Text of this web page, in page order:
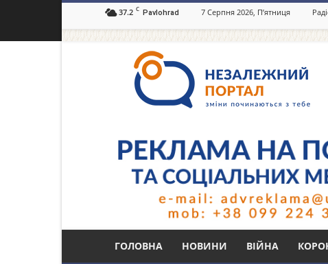
37.2 C Pavlohrad 7 Серпня 2026, П’ятниця
портал
Павлоград.dp.ua
ГОЛОВНА НОВИНИ ВІЙНА
Тег: соціальне таксі